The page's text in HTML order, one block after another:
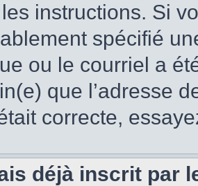
instructions. Si
spécifié
ou le courriel a
que l’adresse
correcte,
déjà inscrit par